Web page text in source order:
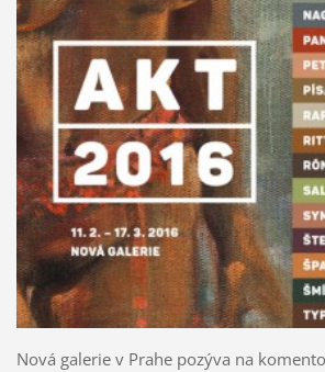
Nová galerie v Prahe pozýva na